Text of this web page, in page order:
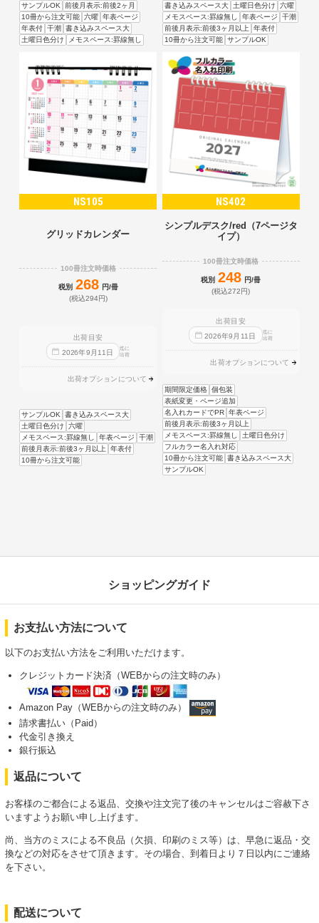
サンプルOK 前後月表示:前後2ヶ月
10冊から注文可能 六曜 年表ページ
年表付 干潮 書き込みスペース大
土曜日色分け
メモスペース:罫線無し
書き込みスペース大 土曜日色分け
六曜
メモスペース:罫線無し
年表ページ
干潮
前後月表示:前後3ヶ月以上 年表付
10冊から注文可能 サンプルOK
NS105
グリッドカレンダー
100冊注文時価格
税別 268 円/冊
(税込294円)
出荷目安
2026年9 月 11 日
迄に
出荷
出荷オプションについて
サンプルOK
書き込みスペース大
土曜日色分け
六曜
メモスペース:罫線無し
年表ページ
干潮
前後月表示:前後3ヶ月以上
年表付
10冊から注文可能
NS402
シンプルデスク/red（7ページタ
イプ）
100冊注文時価格
税別 248 円/冊
(税込272円)
出荷目安
2026年9 月 11 日
迄に
出荷
出荷オプションについて
期間限定価格 個包装
表紙変更・ページ追加
名入れカードでPR 年表ページ
前後月表示:前後3ヶ月以上
メモスペース:罫線無し
土曜日色分け
フルカラー名入れ対応
10冊から注文可能 書き込みスペース大
サンプルOK
ショッピングガイド
お支払い方法について
以下のお支払い方法をご利用いただけます。
クレジットカード決済（WEBからの注文時のみ）
Amazon Pay（WEBからの注文時のみ）
請求書払い（Paid）
代金引き換え
銀行振込
返品について
お客様のご都合による返品、交換や注文完了後のキャンセルはご容赦下さ
いますようお願い申し上げます。
尚、当方のミスによる不良品（欠損、印刷のミス等）は、早急に返品・交
換などの対応をさせて頂きます。その場合、到着日より７日以内にご連絡
を下さい。
配送について